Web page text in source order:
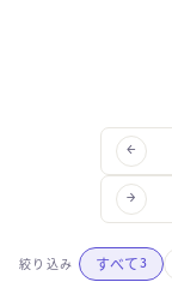
←
→
絞り込み すべて3